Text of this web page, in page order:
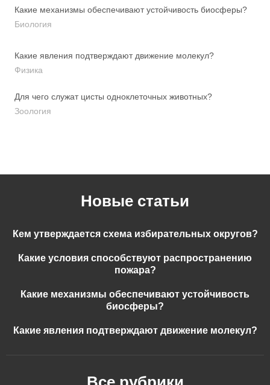
Какие механизмы обеспечивают устойчивость биосферы?
Биология
Какие явления подтверждают движение молекул?
Физика
Для чего служат цисты одноклеточных животных?
Зоология
Новые статьи
Кем утверждается схема избирательных округов?
Какие условия способствуют распространению
пожара?
Какие механизмы обеспечивают устойчивость
биосферы?
Какие явления подтверждают движение молекул?